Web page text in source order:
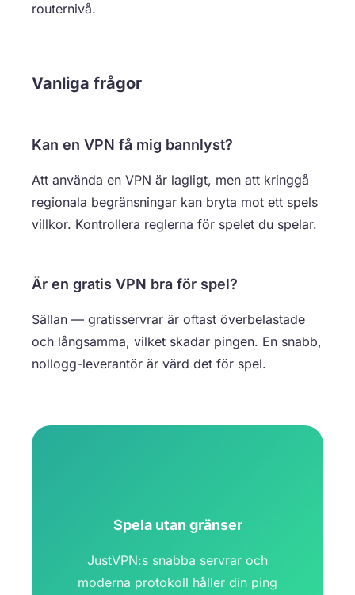
routernivå.
Vanliga frågor
Kan en VPN få mig bannlyst?
Att använda en VPN är lagligt, men att kringgå
regionala begränsningar kan bryta mot ett spels
villkor. Kontrollera reglerna för spelet du spelar.
Är en gratis VPN bra för spel?
Sällan — gratisservrar är oftast överbelastade
och långsamma, vilket skadar pingen. En snabb,
nollogg-leverantör är värd det för spel.
Spela utan gränser
JustVPN:s snabba servrar och
moderna protokoll håller din ping